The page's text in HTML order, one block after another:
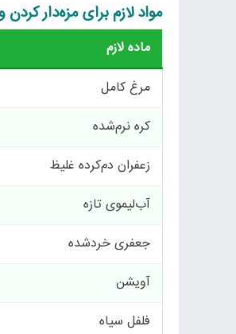
مواد لازم برای مزه‌دار
ماده لازم
مرغ کامل
کره نرم‌شده
زعفران دم‌کرده غلیظ
آب‌لیموی تازه
جعفری خردشده
آویشن
فلفل سیاه